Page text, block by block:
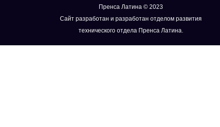
Пренса Латина © 2023
Сайт разработан и разработан отделом развития
технического отдела Пренса Латина.